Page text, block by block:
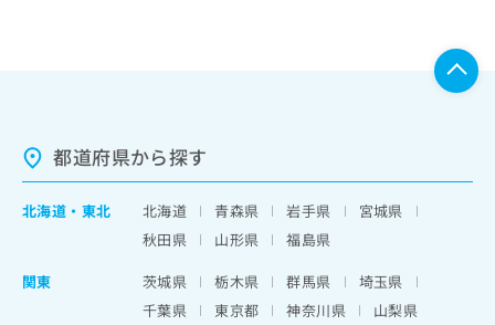
都道府県から探す
北海道 ・ 東北 北海道 青森県 岩手県
宮城県
秋田県
山形県
福島県
関東
茨城県 栃木県 群馬県
埼玉県
千葉県
東京都 神奈川県
山梨県